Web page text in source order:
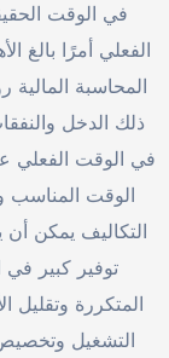
في الوقت
الفعلي أمرًا بالغ
المحاسبة
ذلك الدخل
في الوقت الفعلي
الوقت المناسب
التكاليف يمكن أن
توفير كبير في
المتكررة
التشغيل وتخصيص